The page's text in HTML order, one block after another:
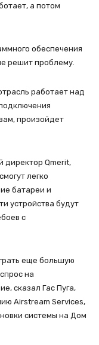
а потом
обеспечения
решит проблему.
работает над
произойдет
директор Qmerit,
легко
батареи и
устройства будут
с
еще большую
на
сказал Гас Пуга,
Airstream Services,
системы на Дом